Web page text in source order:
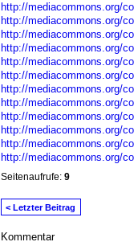
http://mediacommons.org/
http://mediacommons.org/
http://mediacommons.org/
http://mediacommons.org/
http://mediacommons.org/
http://mediacommons.org/
http://mediacommons.org/
http://mediacommons.org/
http://mediacommons.org/
http://mediacommons.org/
http://mediacommons.org/
http://mediacommons.org/
Seitenaufrufe: 9
< Letzter Beitrag
Kommentar